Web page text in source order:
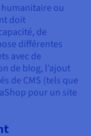
ou
doit
de
différentes
avec de
de blog, l’ajout
de CMS (tels que
pour un site